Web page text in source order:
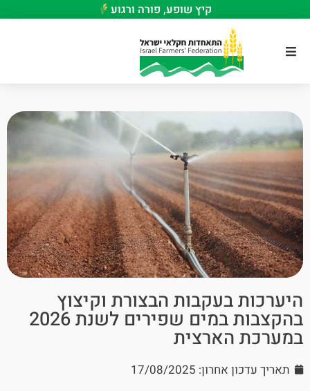
קיץ שופע, פורה ורגוע
היערכות בעקבות הבצורת וקיצוץ
בהקצבות במים שפירים לשנת 2026
במערכת הארצית
תאריך עדכון אחרון: 17/08/2025